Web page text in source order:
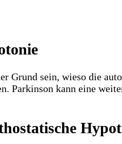
Grund sein, wieso die
Parkinson kann eine